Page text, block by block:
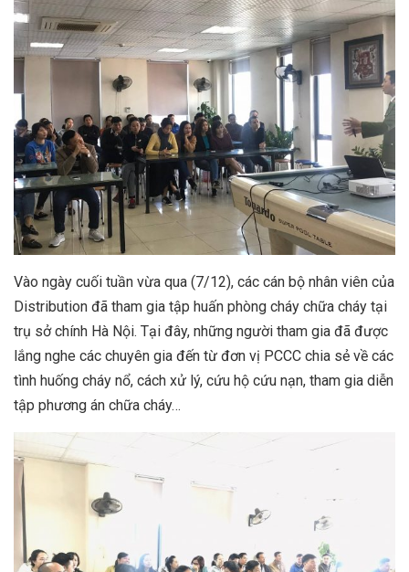
Vào ngày cuối tuần vừa qua (7/12), các cán bộ nhân viên của
Distribution đã tham gia tập huấn phòng cháy chữa cháy tại
trụ sở chính Hà Nội. Tại đây, những người tham gia đã được
lắng nghe các chuyên gia đến từ đơn vị PCCC chia sẻ về các
tình huống cháy nổ, cách xử lý, cứu hộ cứu nạn, tham gia diễn
tập phương án chữa cháy…